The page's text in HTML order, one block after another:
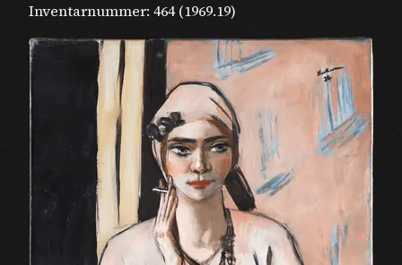
Inventarnummer: 464 (1969.19)